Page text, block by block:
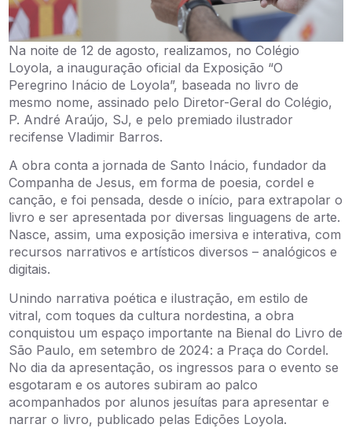
Na noite de 12 de agosto, realizamos, no Colégio
Loyola, a inauguração oficial da Exposição “O
Peregrino Inácio de Loyola”, baseada no livro de
mesmo nome, assinado pelo Diretor-Geral do Colégio,
P. André Araújo, SJ, e pelo premiado ilustrador
recifense Vladimir Barros.
A obra conta a jornada de Santo Inácio, fundador da
Companha de Jesus, em forma de poesia, cordel e
canção, e foi pensada, desde o início, para extrapolar o
livro e ser apresentada por diversas linguagens de arte.
Nasce, assim, uma exposição imersiva e interativa, com
recursos narrativos e artísticos diversos – analógicos e
digitais.
Unindo narrativa poética e ilustração, em estilo de
vitral, com toques da cultura nordestina, a obra
conquistou um espaço importante na Bienal do Livro de
São Paulo, em setembro de 2024: a Praça do Cordel.
No dia da apresentação, os ingressos para o evento se
esgotaram e os autores subiram ao palco
acompanhados por alunos jesuítas para apresentar e
narrar o livro, publicado pelas Edições Loyola.